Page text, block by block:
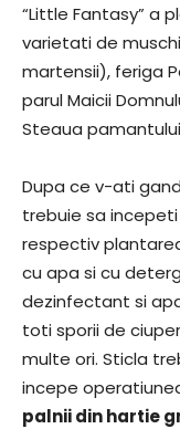
“Little Fantasy” a
varietati de
martensii), feriga
parul Maicii
Steaua
Dupa ce v-ati
trebuie sa
respectiv
cu apa si cu
dezinfectant si
toti sporii de
multe ori. Sticla
incepe
palnii din hartie